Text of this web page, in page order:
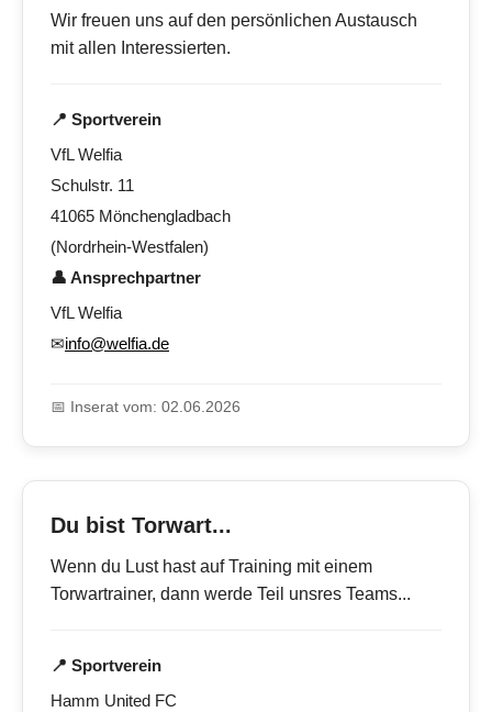
Wir freuen uns auf den persönlichen Austausch
mit allen Interessierten.
📍 Sportverein
VfL Welfia
Schulstr. 11
41065 Mönchengladbach
(Nordrhein-Westfalen)
👤 Ansprechpartner
VfL Welfia
✉info@welfia.de
📅 Inserat vom: 02.06.2026
Du bist Torwart...
Wenn du Lust hast auf Training mit einem
Torwartrainer, dann werde Teil unsres Teams...
📍 Sportverein
Hamm United FC